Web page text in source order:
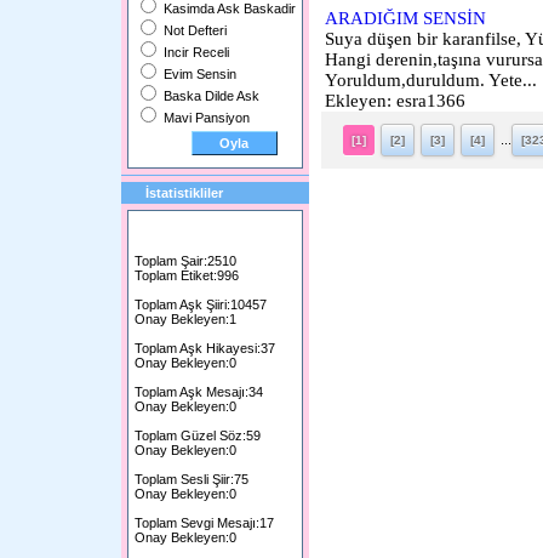
Kasimda Ask Baskadir
Not Defteri
Incir Receli
Evim Sensin
Baska Dilde Ask
Mavi Pansiyon
İstatistikliler
Toplam Şair:2510
Toplam Etiket:996
Toplam Aşk Şiiri:10457
Onay Bekleyen:1
Toplam Aşk Hikayesi:37
Onay Bekleyen:0
Toplam Aşk Mesajı:34
Onay Bekleyen:0
Toplam Güzel Söz:59
Onay Bekleyen:0
Toplam Sesli Şiir:75
Onay Bekleyen:0
Toplam Sevgi Mesajı:17
Onay Bekleyen:0
ARADIĞIM SENSİN
Suya düşen bir karanfilse,
Hangi derenin,taşına
Yoruldum,duruldum. Yete...
Ekleyen: esra1366
[1] [2] [3] [4]